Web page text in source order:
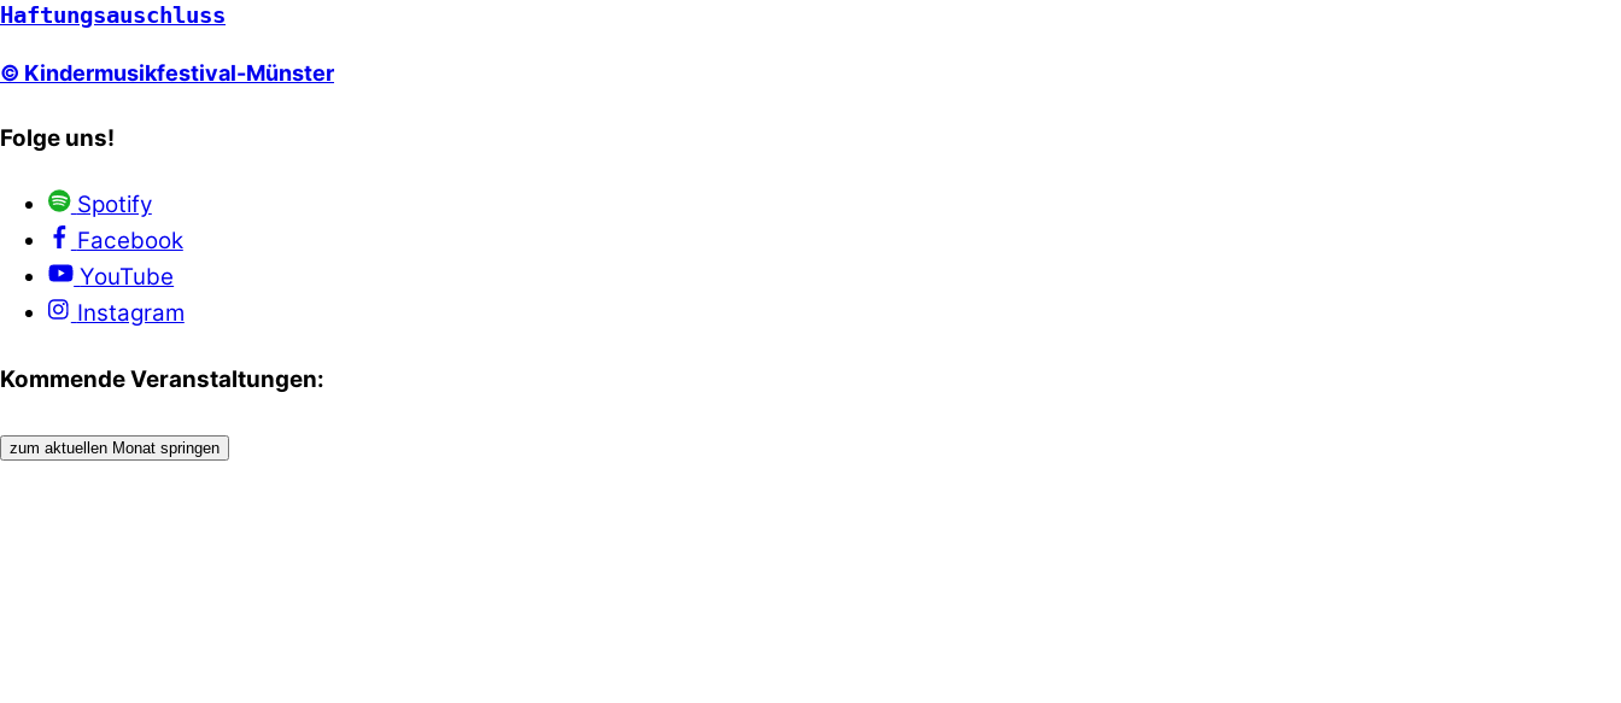
Haftungsauschluss
© Kindermusikfestival-Münster
Folge uns!
Spotify
Facebook
YouTube
Instagram
Kommende Veranstaltungen:
zum aktuellen Monat springen